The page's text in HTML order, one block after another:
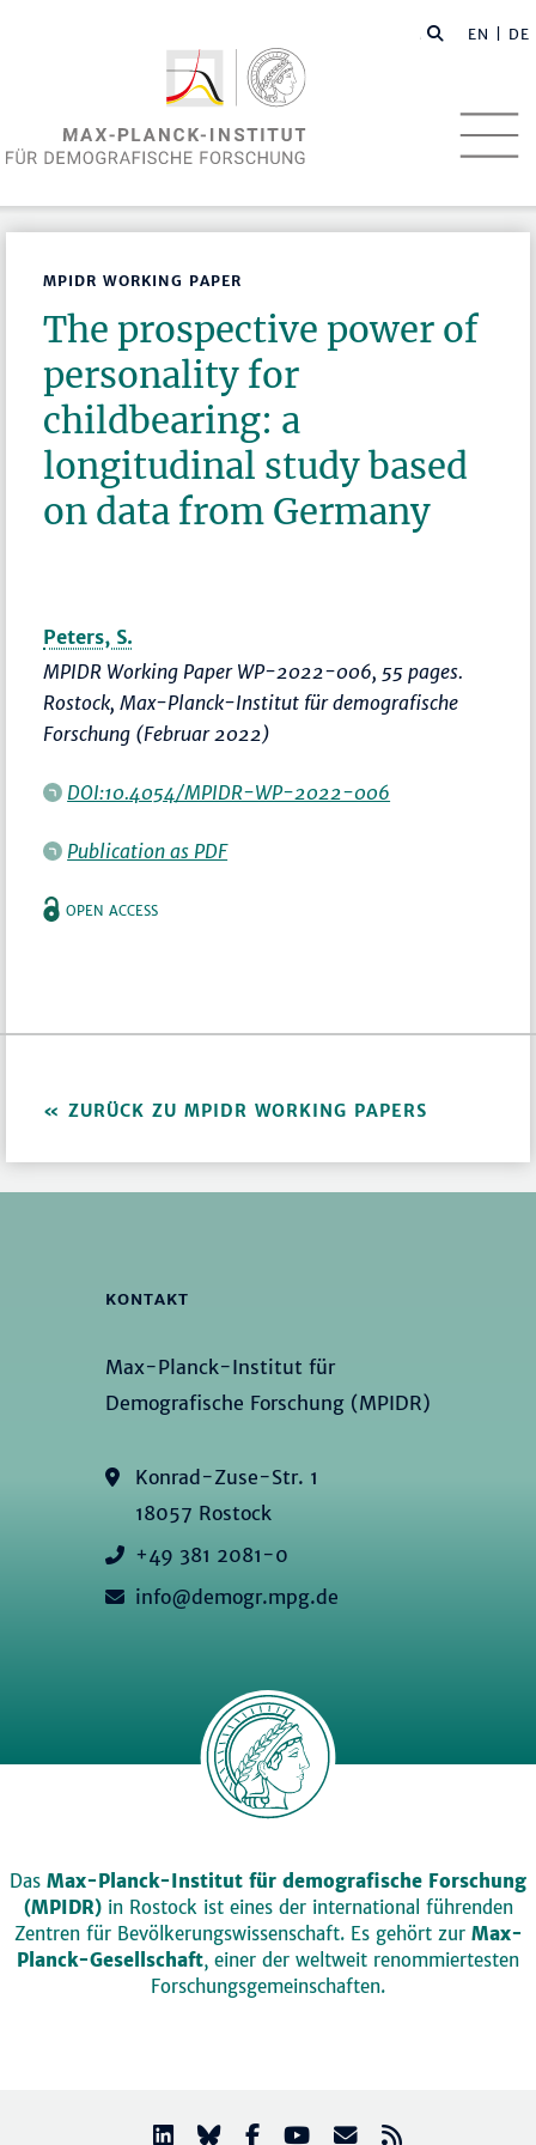
EN | DE
MPIDR WORKING PAPER
The prospective power of
personality for
childbearing: a
longitudinal study based
on data from Germany
Peters, S.
MPIDR Working Paper WP-2022-006, 55 pages.
Rostock, Max-Planck-Institut für demografische
Forschung (Februar 2022)
DOI:10.4054/MPIDR-WP-2022-006
Publication as PDF
OPEN ACCESS
ZURÜCK ZU MPIDR WORKING PAPERS
KONTAKT
Max-Planck-Institut für
Demografische Forschung (MPIDR)
Konrad-Zuse-Str. 1
18057 Rostock
+49 381 2081-0
info@demogr.mpg.de
Das Max-Planck-Institut für demografische Forschung
(MPIDR)in Rostock ist eines der international führenden
Zentren für Bevölkerungswissenschaft. Es gehört zur Max-
Planck-Gesellschaft, einer der weltweit renommiertesten
Forschungsgemeinschaften.